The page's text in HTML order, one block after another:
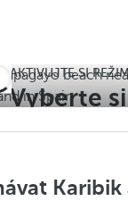
AKTIVUJTE SI
Vyberte
zimu